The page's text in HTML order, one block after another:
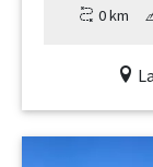
0 km